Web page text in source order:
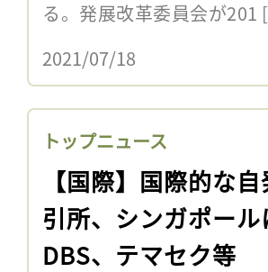
る。発展改革委員会が201
2021/07/18
トップニュース
【国際】国際的な
引所、シンガポー
DBS、テマセク等